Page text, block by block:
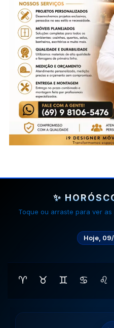
✨
Toque ou arraste para ver
Hoje,
♈ ♉ ♊ ♋ ♌